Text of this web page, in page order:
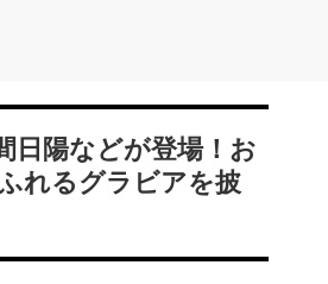
日陽などが登場！お
れるグラビアを披